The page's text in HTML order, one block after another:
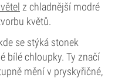
z chladnější modré
květů.
se stýká stonek
bílé chloupky. Ty značí
mění v pryskyřičné,